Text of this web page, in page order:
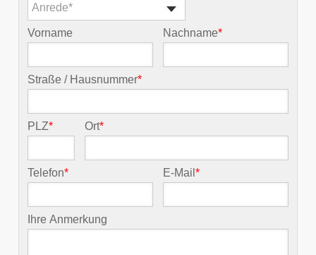
Anrede*
Vorname Nachname*
Straße / Hausnummer*
PLZ* Ort*
Telefon* E-Mail*
Ihre Anmerkung